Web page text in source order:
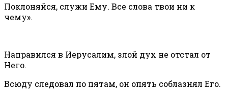
Поклоняйся, служи Ему. Все слова твои ни к
чему».
Направился в Иерусалим, злой дух не отстал от
Него.
Всюду следовал по пятам, он опять соблазнял Его.